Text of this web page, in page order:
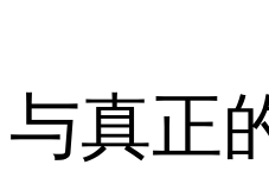
与真正